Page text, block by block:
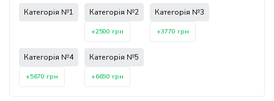
Категорія №1 Категорія №2
+2500 грн
Категорія №3
+3770 грн
Категорія №4
+5670 грн
Категорія №5
+6690 грн